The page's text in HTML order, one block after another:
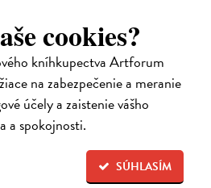
cookies?
kníhkupectva Artforum
na zabezpečenie a meranie
účely a zaistenie vášho
a spokojnosti.
SÚHLASÍM
Dodanie do cca. 30 dní.